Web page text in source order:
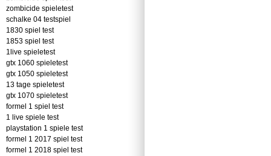
zombicide spieletest
schalke 04 testspiel
1830 spiel test
1853 spiel test
1live spieletest
gtx 1060 spieletest
gtx 1050 spieletest
13 tage spieletest
gtx 1070 spieletest
formel 1 spiel test
1 live spiele test
playstation 1 spiele test
formel 1 2017 spiel test
formel 1 2018 spiel test